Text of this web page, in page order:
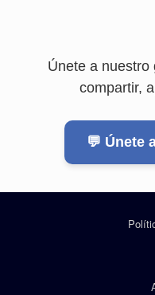
Únete a nuestro
compartir,
💬 Únete